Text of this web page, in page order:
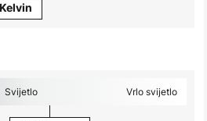
Svijetlo Vrlo svijetlo